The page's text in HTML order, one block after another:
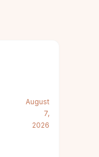
August
7,
2026